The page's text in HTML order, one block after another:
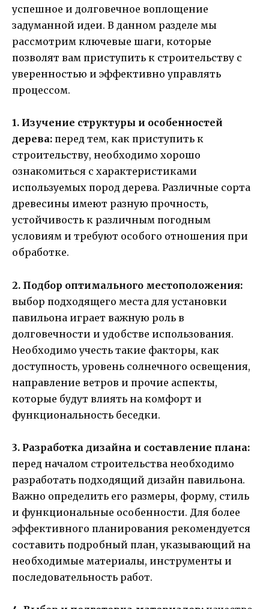
успешное и долговечное воплощение
задуманной идеи. В данном разделе мы
рассмотрим ключевые шаги, которые
позволят вам приступить к строительству с
уверенностью и эффективно управлять
процессом.
1. Изучение структуры и особенностей
дерева: перед тем, как приступить к
строительству, необходимо хорошо
ознакомиться с характеристиками
используемых пород дерева. Различные сорта
древесины имеют разную прочность,
устойчивость к различным погодным
условиям и требуют особого отношения при
обработке.
2. Подбор оптимального местоположения:
выбор подходящего места для установки
павильона играет важную роль в
долговечности и удобстве использования.
Необходимо учесть такие факторы, как
доступность, уровень солнечного освещения,
направление ветров и прочие аспекты,
которые будут влиять на комфорт и
функциональность беседки.
3. Разработка дизайна и составление плана:
перед началом строительства необходимо
разработать подходящий дизайн павильона.
Важно определить его размеры, форму, стиль
и функциональные особенности. Для более
эффективного планирования рекомендуется
составить подробный план, указывающий на
необходимые материалы, инструменты и
последовательность работ.